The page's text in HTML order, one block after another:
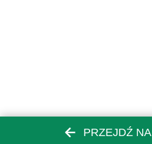
PRZEJDŹ NA